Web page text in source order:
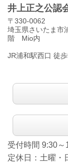
井上正之公認
〒330-0062
埼玉県さいたま市
階 Mio内
JR浦和駅西口 徒
受付時間 9:30～
定休日：土曜・